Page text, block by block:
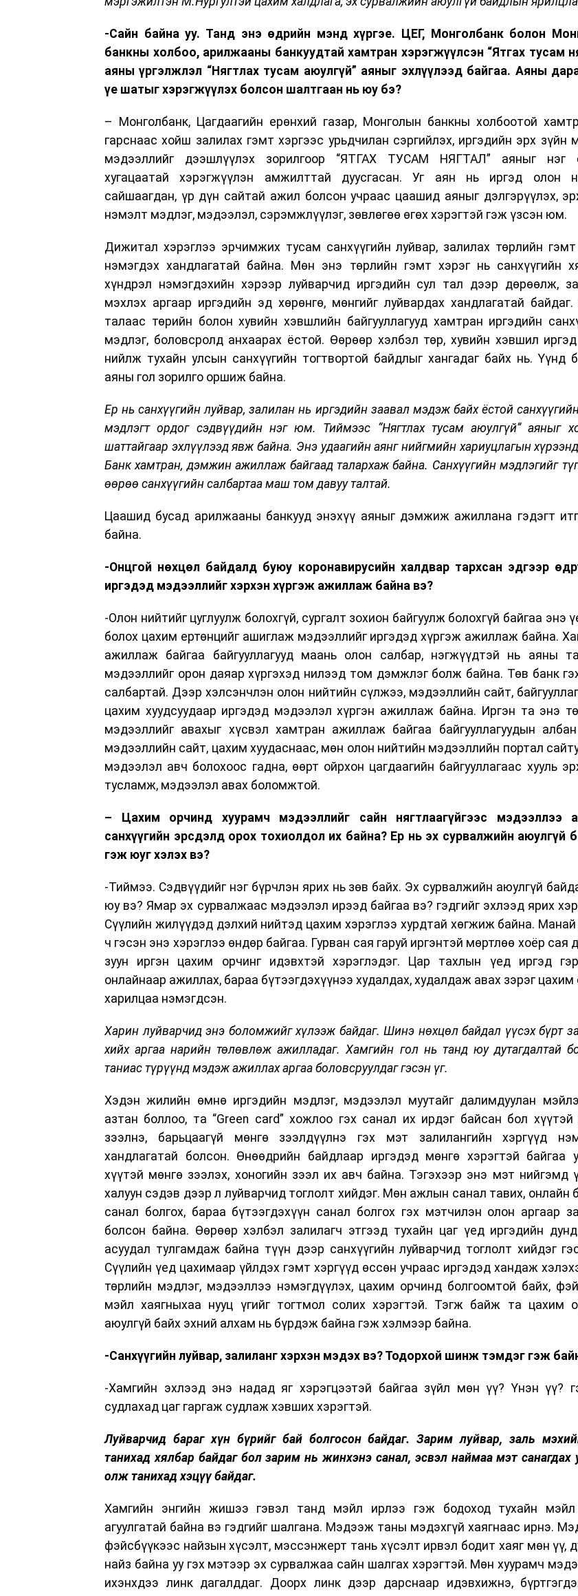
-Сайн байна уу. Танд энэ өдрийн мэнд хүргэе. ЦЕГ, Монголбанк болон
банкны холбоо, арилжааны банкуудтай хамтран хэрэгжүүлсэн “Ятгах тусам
аяны үргэлжлэл “Нягтлах тусам аюулгүй” аяныг эхлүүлээд байгаа. Аяны
үе шатыг хэрэгжүүлэх болсон шалтгаан нь юу бэ?
– Монголбанк, Цагдаагийн ерөнхий газар, Монголын банкны холбоотой
гарснаас хойш залилах гэмт хэргээс урьдчилан сэргийлэх, иргэдийн эрх зүйн
мэдээллийг дээшлүүлэх зорилгоор “ЯТГАХ ТУСАМ НЯГТАЛ” аяныг нэг
хугацаатай хэрэгжүүлэн амжилттай дуусгасан. Уг аян нь иргэд олон
сайшаагдан, үр дүн сайтай ажил болсон учраас цаашид аяныг дэлгэрүүлэх,
нэмэлт мэдлэг, мэдээлэл, сэрэмжлүүлэг, зөвлөгөө өгөх хэрэгтэй гэж үзсэн юм.
Дижитал хэрэглээ эрчимжих тусам санхүүгийн луйвар, залилах төрлийн гэмт
нэмэгдэх хандлагатай байна. Мөн энэ төрлийн гэмт хэрэг нь санхүүгийн
хүндрэл нэмэгдэхийн хэрээр луйварчид иргэдийн сул тал дээр дөрөөлж,
мэхлэх аргаар иргэдийн эд хөрөнгө, мөнгийг луйвардах хандлагатай байдаг.
талаас төрийн болон хувийн хэвшлийн байгууллагууд хамтран иргэдийн
мэдлэг, боловсролд анхаарах ёстой. Өөрөөр хэлбэл төр, хувийн хэвшил иргэд
нийлж тухайн улсын санхүүгийн тогтвортой байдлыг хангадаг байх нь. Үүнд
аяны гол зорилго оршиж байна.
Ер нь санхүүгийн луйвар, залилан нь иргэдийн заавал мэдэж байх ёстой
мэдлэгт ордог сэдвүүдийн нэг юм. Тиймээс “Нягтлах тусам аюулгүй” аяныг
шаттайгаар эхлүүлээд явж байна. Энэ удаагийн аянг нийгмийн хариуцлагын
Банк хамтран, дэмжин ажиллаж байгаад талархаж байна. Санхүүгийн мэдлэгийг
өөрөө санхүүгийн салбартаа маш том давуу талтай.
Цаашид бусад арилжааны банкууд энэхүү аяныг дэмжиж ажиллана гэдэгт
байна.
-Онцгой нөхцөл байдалд буюу коронавирусийн халдвар тархсан эдгээр
иргэдэд мэдээллийг хэрхэн хүргэж ажиллаж байна вэ?
-Олон нийтийг цуглуулж болохгүй, сургалт зохион байгуулж болохгүй байгаа энэ
болох цахим ертөнцийг ашиглаж мэдээллийг иргэдэд хүргэж ажиллаж байна.
ажиллаж байгаа байгууллагууд маань олон салбар, нэгжүүдтэй нь аяны
мэдээллийг орон даяар хүргэхэд нилээд том дэмжлэг болж байна. Төв банк
салбартай. Дээр хэлсэнчлэн олон нийтийн сүлжээ, мэдээллийн сайт,
цахим хуудсуудаар иргэдэд мэдээлэл хүргэн ажиллаж байна. Иргэн та энэ
мэдээллийг авахыг хүсвэл хамтран ажиллаж байгаа байгууллагуудын
мэдээллийн сайт, цахим хуудаснаас, мөн олон нийтийн мэдээллийн портал
мэдээлэл авч болохоос гадна, өөрт ойрхон цагдаагийн байгууллагаас хууль
тусламж, мэдээлэл авах боломжтой.
– Цахим орчинд хуурамч мэдээллийг сайн нягтлаагүйгээс мэдээллээ
санхүүгийн эрсдэлд орох тохиолдол их байна? Ер нь эх сурвалжийн аюулгүй
гэж юуг хэлэх вэ?
-Тиймээ. Сэдвүүдийг нэг бүрчлэн ярих нь зөв байх. Эх сурвалжийн аюулгүй
юу вэ? Ямар эх сурвалжаас мэдээлэл ирээд байгаа вэ? гэдгийг эхлээд ярих
Сүүлийн жилүүдэд дэлхий нийтэд цахим хэрэглээ хурдтай хөгжиж байна.
ч гэсэн энэ хэрэглээ өндөр байгаа. Гурван сая гаруй иргэнтэй мөртлөө хоёр сая
зуун иргэн цахим орчинг идэвхтэй хэрэглэдэг. Цар тахлын үед иргэд
онлайнаар ажиллах, бараа бүтээгдэхүүнээ худалдах, худалдаж авах зэрэг
харилцаа нэмэгдсэн.
Харин луйварчид энэ боломжийг хүлээж байдаг. Шинэ нөхцөл байдал үүсэх бүрт
хийх аргаа нарийн төлөвлөж ажилладаг. Хамгийн гол нь танд юу дутагдалтай
таниас түрүүнд мэдэж ажиллах аргаа боловсруулдаг гэсэн үг.
Хэдэн жилийн өмнө иргэдийн мэдлэг, мэдээлэл муутайг далимдуулан
азтан боллоо, та “Green card” хожлоо гэх санал их ирдэг байсан бол хүүтэй
зээлнэ, барьцаагүй мөнгө зээлдүүлнэ гэх мэт залилангийн хэргүүд
хандлагатай болсон. Өнөөдрийн байдлаар иргэдэд мөнгө хэрэгтэй байгаа
хүүтэй мөнгө зээлэх, хоногийн зээл их авч байна. Тэгэхээр энэ мэт нийгэмд
халуун сэдэв дээр л луйварчид тоглолт хийдэг. Мөн ажлын санал тавих, онлайн
санал болгох, бараа бүтээгдэхүүн санал болгох гэх мэтчилэн олон аргаар
болсон байна. Өөрөөр хэлбэл залилагч этгээд тухайн цаг үед иргэдийн
асуудал тулгамдаж байна түүн дээр санхүүгийн луйварчид тоглолт хийдэг
Сүүлийн үед цахимаар үйлдэх гэмт хэргүүд өссөн учраас иргэдэд хандаж
төрлийн мэдлэг, мэдээллээ нэмэгдүүлэх, цахим орчинд болгоомтой байх,
мэйл хаягныхаа нууц үгийг тогтмол солих хэрэгтэй. Тэгж байж та цахим
аюулгүй байх эхний алхам нь бүрдэж байна гэж хэлмээр байна.
-Санхүүгийн луйвар, залиланг хэрхэн мэдэх вэ? Тодорхой шинж тэмдэг гэж
-Хамгийн эхлээд энэ надад яг хэрэгцээтэй байгаа зүйл мөн үү? Үнэн үү?
судлахад цаг гаргаж судлаж хэвших хэрэгтэй.
Луйварчид бараг хүн бүрийг бай болгосон байдаг. Зарим луйвар, заль
танихад хялбар байдаг бол зарим нь жинхэнэ санал, эсвэл наймаа мэт санагдах
олж танихад хэцүү байдаг.
Хамгийн энгийн жишээ гэвэл танд мэйл ирлээ гэж бодоход тухайн
агуулгатай байна вэ гэдгийг шалгана. Мэдээж таны мэдэхгүй хаягнаас ирнэ.
фэйсбүүкээс найзын хүсэлт, мэссэнжерт тань хүсэлт ирвэл бодит хаяг мөн үү,
найз байна уу гэх мэтээр эх сурвалжаа сайн шалгах хэрэгтэй. Мөн хуурамч
ихэнхдээ линк дагалддаг. Доорх линк дээр дарснаар идэвхижнэ,